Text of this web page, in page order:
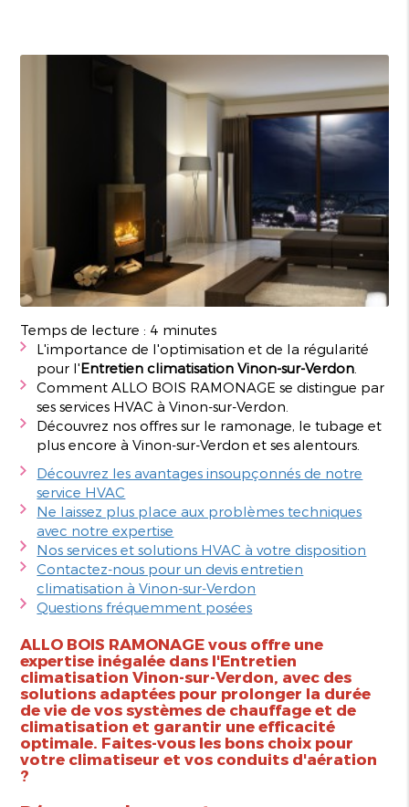
Temps de lecture : 4 minutes
L'importance de l'optimisation et de la régularité
pour l'Entretien climatisation Vinon-sur-Verdon
Comment ALLO BOIS RAMONAGE se distingue par
ses services HVAC à Vinon-sur-Verdon.
Découvrez nos offres sur le ramonage, le tubage et
plus encore à Vinon-sur-Verdon et ses alentours.
Découvrez les avantages insoupçonnés de notre
service HVAC
Ne laissez plus place aux problèmes techniques
avec notre expertise
Nos services et solutions HVAC à votre disposition
Contactez-nous pour un devis entretien
climatisation à Vinon-sur-Verdon
Questions fréquemment posées
ALLO BOIS RAMONAGE vous offre une
expertise inégalée dans l'Entretien
climatisation Vinon-sur-Verdon , avec des
solutions adaptées pour prolonger la durée
de vie de vos systèmes de chauffage et de
climatisation et garantir une efficacité
optimale. Faites-vous les bons choix pour
votre climatiseur et vos conduits d'aération
?